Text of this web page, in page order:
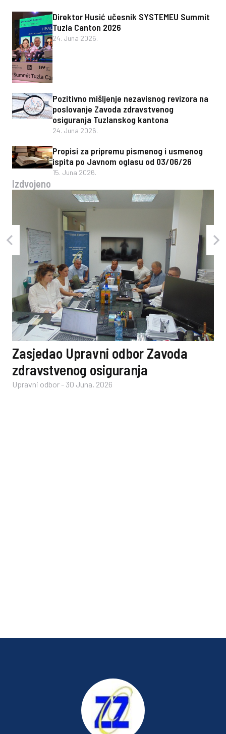
Direktor Husić učesnik SYSTEMEU Summit
Tuzla Canton 2026
24. Juna 2026.
Pozitivno mišljenje nezavisnog revizora na
poslovanje Zavoda zdravstvenog
osiguranja Tuzlanskog kantona
24. Juna 2026.
Propisi za pripremu pismenog i usmenog
ispita po Javnom oglasu od 03/06/26
15. Juna 2026.
Izdvojeno
Zasjedao Upravni odbor Zavoda
zdravstvenog osiguranja
Upravni odbor- 30 Juna, 2026